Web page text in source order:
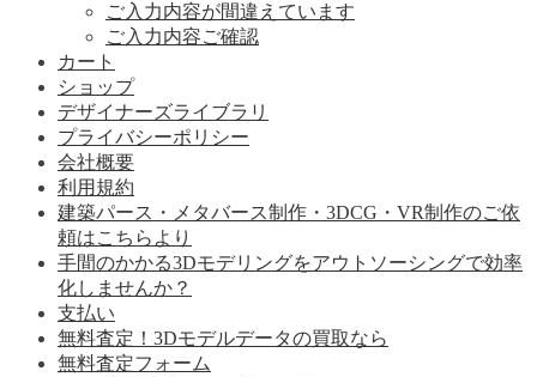
ご入力内容が間違えています
ご入力内容ご確認
カート
ショップ
デザイナーズライブラリ
プライバシーポリシー
会社概要
利用規約
建築パース・メタバース制作・3DCG・VR制作のご依
頼はこちらより
手間のかかる3Dモデリングをアウトソーシングで効率
化しませんか？
支払い
無料査定！3Dモデルデータの買取なら
無料査定フォーム